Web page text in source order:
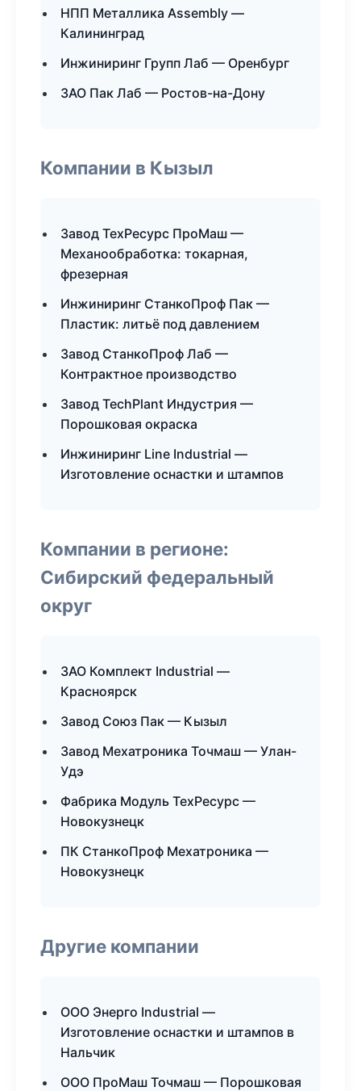
НПП Металлика Assembly —
Калининград
Инжиниринг Групп Лаб — Оренбург
ЗАО Пак Лаб — Ростов-на-Дону
Компании в Кызыл
Завод ТехРесурс ПроМаш —
Механообработка: токарная,
фрезерная
Инжиниринг СтанкоПроф Пак —
Пластик: литьё под давлением
Завод СтанкоПроф Лаб —
Контрактное производство
Завод TechPlant Индустрия —
Порошковая окраска
Инжиниринг Line Industrial —
Изготовление оснастки и штампов
Компании в регионе:
Сибирский федеральный
округ
ЗАО Комплект Industrial —
Красноярск
Завод Союз Пак — Кызыл
Завод Мехатроника Точмаш — Улан-
Удэ
Фабрика Модуль ТехРесурс —
Новокузнецк
ПК СтанкоПроф Мехатроника —
Новокузнецк
Другие компании
ООО Энерго Industrial —
Изготовление оснастки и штампов в
Нальчик
ООО ПроМаш Точмаш — Порошковая